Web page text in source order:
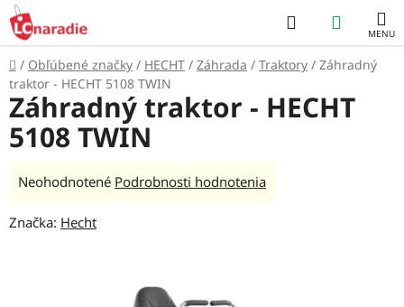
Prejsť
na
obsah
Hľadať
KOŠÍK
Domov
/ Obľúbené značky / HECHT / Záhrada / Traktory / Záhradný
traktor - HECHT 5108 TWIN
Záhradný traktor - HECHT
5108 TWIN
Priemerné
produktu
Neohodnotené Podrobnosti hodnotenia
Značka: Hecht